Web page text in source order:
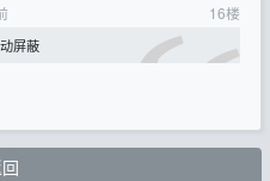
16楼
屏蔽